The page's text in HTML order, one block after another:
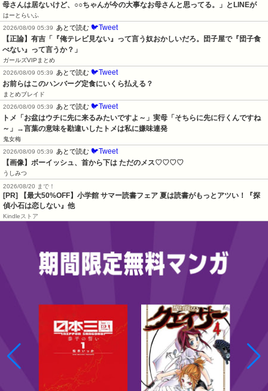
母さんは居ないけど、○○ちゃんが今の大事なお母さんと思ってる。」とLINEが
はーとらいふ
2026/08/09 05:39
あとで読む 🐦Tweet
【正論】有吉「『俺テレビ見ない』って言う奴おかしいだろ。団子屋で『団子食
べない』って言うか？」
ガールズVIPまとめ
2026/08/09 05:39
あとで読む 🐦Tweet
お前らはこのハンバーグ定食にいくら払える？
まとめブレイド
2026/08/09 05:39
あとで読む 🐦Tweet
トメ「お盆はウチに先に来るみたいですよ～」実母「そちらに先に行くんですね
～」→言葉の意味を勘違いしたトメは私に嫌味連発
鬼女梅
2026/08/09 05:39
あとで読む 🐦Tweet
【画像】ボーイッシュ、首から下は ただのメス♡♡♡♡
うしみつ
2026/08/20 まで！
[PR]
【最大50%OFF】小学館 サマー読書フェア 夏は読書がもっとアツい！『探
偵小石は恋しない』他
Kindleストア